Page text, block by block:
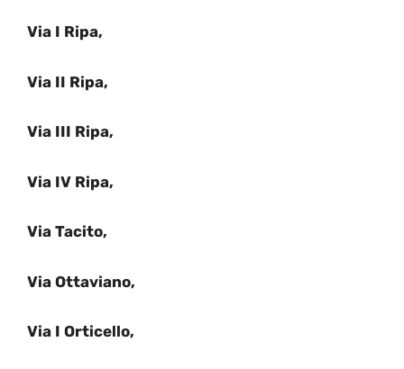
Via I Ripa,
Via II Ripa,
Via III Ripa,
Via IV Ripa,
Via Tacito,
Via Ottaviano,
Via I Orticello,